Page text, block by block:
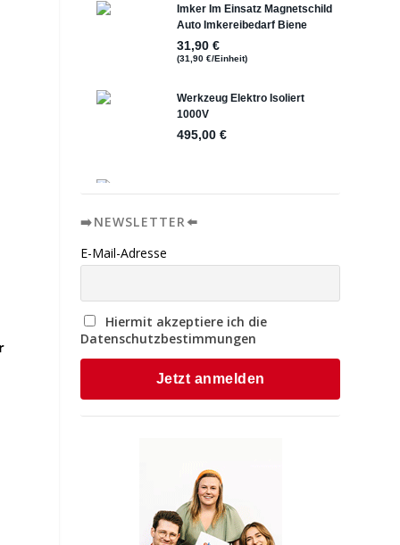
➡️NEWSLETTER⬅️
E-Mail-Adresse
Hiermit akzeptiere ich die
Datenschutzbestimmungen